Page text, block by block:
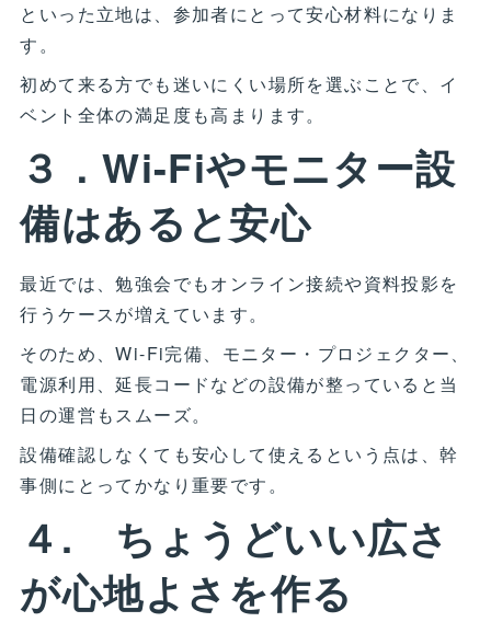
といった立地は、参加者にとって安心材料になりま
す。
初めて来る方でも迷いにくい場所を選ぶことで、イ
ベント全体の満足度も高まります。
３．Wi-Fiやモニター設
備はあると安心
最近では、勉強会でもオンライン接続や資料投影を
行うケースが増えています。
そのため、Wi-Fi完備、モニター・プロジェクター、
電源利用、延長コードなどの設備が整っていると当
日の運営もスムーズ。
設備確認しなくても安心して使えるという点は、幹
事側にとってかなり重要です。
４. ちょうどいい広さ
が心地よさを作る